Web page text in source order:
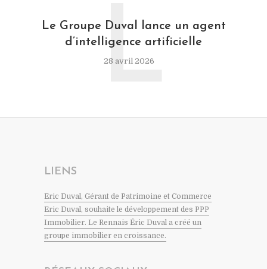
Le Groupe Duval lance un agent
d’intelligence artificielle
28 avril 2026
L
LIENS
Eric Duval, Gérant de Patrimoine et Commerce
Eric Duval, souhaite le développement des PPP
Immobilier. Le Rennais Éric Duval a créé un
groupe immobilier en croissance.